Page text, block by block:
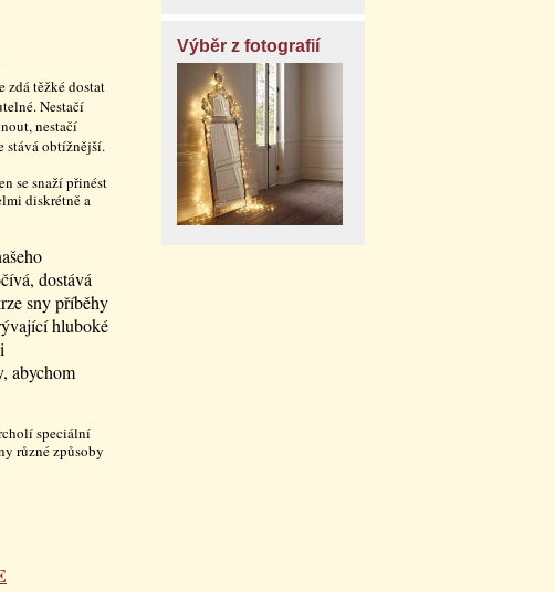
zdá těžké dostat
Nestačí
nestačí
stává obtížnější.
se snaží přinést
diskrétně a
dostává
sny příběhy
hluboké
abychom
speciální
různé způsoby
Výběr z fotografií